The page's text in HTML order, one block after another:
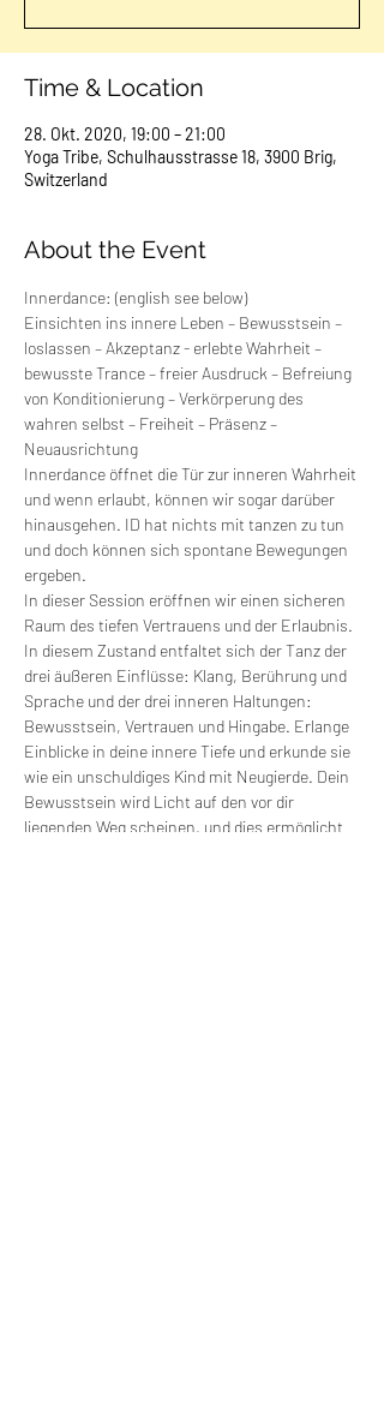
Time & Location
28. Okt. 2020, 19:00 – 21:00
Yoga Tribe, Schulhausstrasse 18, 3900 Brig,
Switzerland
About the Event
Innerdance: (english see below)
Einsichten ins innere Leben – Bewusstsein –
loslassen – Akzeptanz - erlebte Wahrheit –
bewusste Trance – freier Ausdruck – Befreiung
von Konditionierung – Verkörperung des
wahren selbst – Freiheit – Präsenz –
Neuausrichtung
Innerdance öffnet die Tür zur inneren Wahrheit
und wenn erlaubt, können wir sogar darüber
hinausgehen. ID hat nichts mit tanzen zu tun
und doch können sich spontane Bewegungen
ergeben.
In dieser Session eröffnen wir einen sicheren
Raum des tiefen Vertrauens und der Erlaubnis.
In diesem Zustand entfaltet sich der Tanz der
drei äußeren Einflüsse: Klang, Berührung und
Sprache und der drei inneren Haltungen:
Bewusstsein, Vertrauen und Hingabe. Erlange
Einblicke in deine innere Tiefe und erkunde sie
wie ein unschuldiges Kind mit Neugierde. Dein
Bewusstsein wird Licht auf den vor dir
liegenden Weg scheinen, und dies ermöglicht